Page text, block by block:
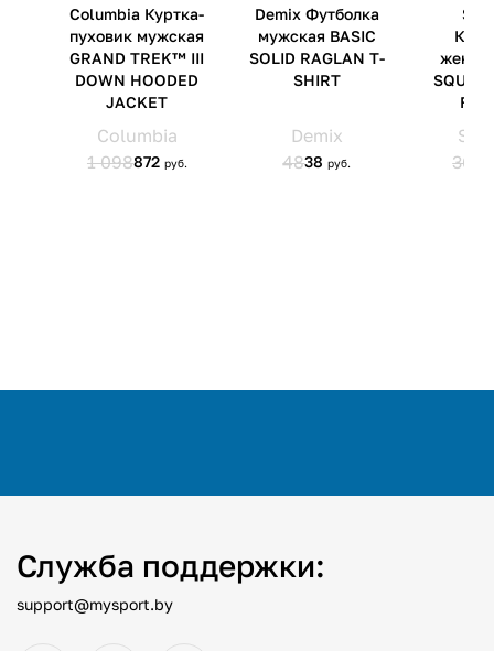
Служба поддержки:
support@mysport.by